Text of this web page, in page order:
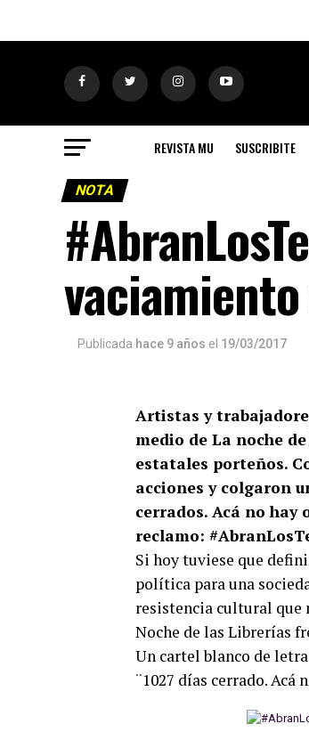
REVISTA MU SUSCRIBITE
NOTA
Publicada hace 9 años el 19/03/2017
Artistas y
medio de La noche
estatales porteños.
acciones y colgaron
cerrados. Acá no hay
reclamo:
Si hoy tuviese que
política para una
resistencia cultural que
Noche de las Librerías
Un cartel blanco de
¨1027 días cerrado. Acá